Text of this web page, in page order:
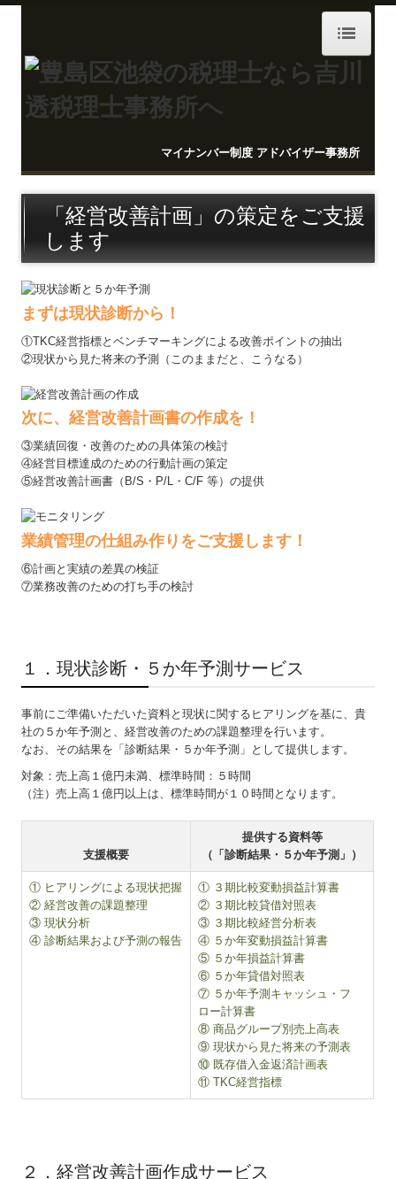
ホーム
お知らせ
経営理念
職員紹介
交通案内
セミナー案内
料金について
関連リンク
リンク集
お問合せ
補助金・助成金・融資情報
関与先向け融資商品ご紹介
TKCシステム紹介
TKCシステムQ&A
経営改善計画の策定支援
小規模企業共済制度
中小企業倒産防止共済制度
中小企業退職金共済制度
マイナンバー制度 アドバイザー事務所
「経営改善計画」の策定をご支援
します
まずは現状診断から！
①TKC経営指標とベンチマーキングによる改善ポイントの抽出
②現状から見た将来の予測（このままだと、こうなる）
次に、経営改善計画書の作成を！
③業績回復・改善のための具体策の検討
④経営目標達成のための行動計画の策定
⑤経営改善計画書（B/S・P/L・C/F 等）の提供
業績管理の仕組み作りをご支援します！
⑥計画と実績の差異の検証
⑦業務改善のための打ち手の検討
１．現状診断・５か年予測サービス
事前にご準備いただいた資料と現状に関するヒアリングを基に、貴
社の５か年予測と、経営改善のための課題整理を行います。
なお、その結果を「診断結果・５か年予測」として提供します。
対象：売上高１億円未満、標準時間：５時間
（注）売上高１億円以上は、標準時間が１０時間となります。
支援概要
提供する資料等
（「診断結果・５か年予測」）
① ヒアリングによる現状把握
② 経営改善の課題整理
③ 現状分析
④ 診断結果および予測の報告
① ３期比較変動損益計算書
② ３期比較貸借対照表
③ ３期比較経営分析表
④ ５か年変動損益計算書
⑤ ５か年損益計算書
⑥ ５か年貸借対照表
⑦ ５か年予測キャッシュ・フ
ロー計算書
⑧ 商品グループ別売上高表
⑨ 現状から見た将来の予測表
⑩ 既存借入金返済計画表
⑪ TKC経営指標
２．経営改善計画作成サービス